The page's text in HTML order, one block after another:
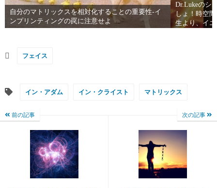
自分のマトリックスを相対化することの重要性-イ
ンプリンティングの罠に注意せよ
Dr.Lukeのシ
しょ！時空
生より、イ
フェイス
イン・アダム イン・クライスト マトリックス
前の記事 次の記事